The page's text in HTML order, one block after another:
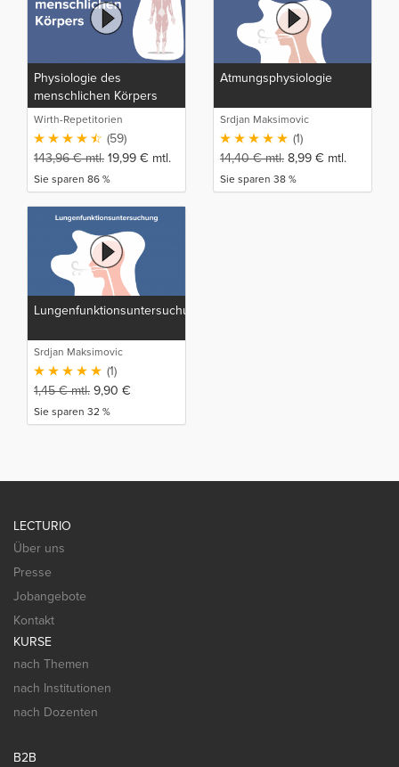
Physiologie des
menschlichen Körpers
Wirth-Repetitorien
(59)
143,96€mtl. 19,99 € mtl.
Sie sparen 86 %
Atmungsphysiologie
Srdjan Maksimovic
(1)
14,40€mtl. 8,99 € mtl.
Sie sparen 38 %
Lungenfunktionsuntersuchung
Srdjan Maksimovic
(1)
1,45€mtl. 9,90 €
Sie sparen 32 %
LECTURIO
Über uns
Presse
Jobangebote
Kontakt
KURSE
nach Themen
nach Institutionen
nach Dozenten
B2B